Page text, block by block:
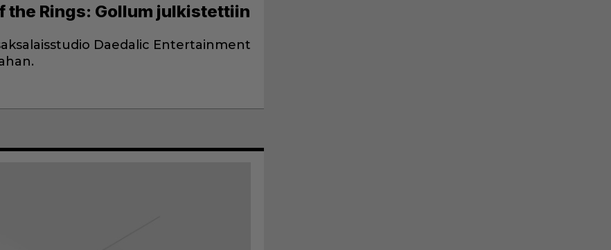
the Rings: Gollum julkistettiin
Daedalic Entertainment